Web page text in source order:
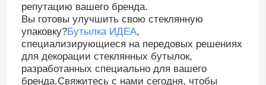
репутацию вашего бренда.
Вы готовы улучшить свою стеклянную
упаковку?Бутылка ИДЕА,
специализирующиеся на передовых решениях
для декорации стеклянных бутылок,
разработанных специально для вашего
бренда.Свяжитесь с нами сегодня, чтобы